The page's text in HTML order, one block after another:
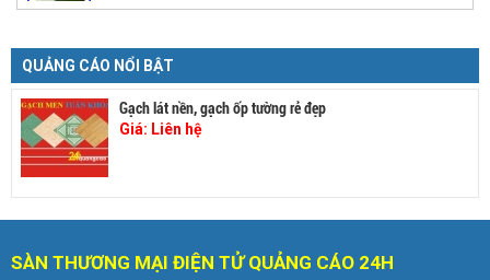
QUẢNG CÁO NỔI BẬT
Gạch lát nền, gạch ốp tường rẻ đẹp
Giá: Liên hệ
SÀN THƯƠNG MẠI ĐIỆN TỬ QUẢNG CÁO 24H